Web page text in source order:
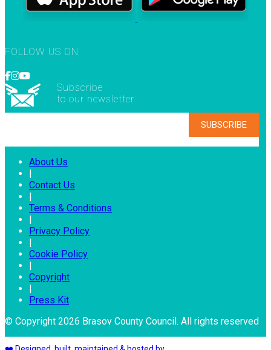
FOLLOW US ON
Subscribe
to our newsletter
About Us
Contact Us
Terms & Conditions
Privacy Policy
Cookie Policy
Copyright
Press Kit
© Copyright 2026 Brasov County Council. All rights reserved